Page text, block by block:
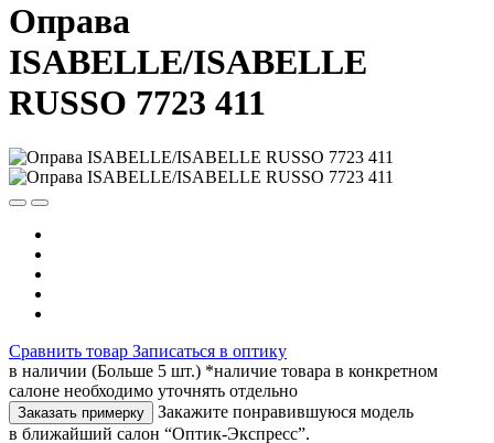
Оправа
ISABELLE/ISABELLE
RUSSO 7723 411
Сравнить товар Записаться в оптику
в наличии (Больше 5 шт.) *наличие товара в конкретном
салоне необходимо уточнять отдельно
Заказать примерку
Закажите понравившуюся модель
в ближайший салон “Оптик-Экспресс”.